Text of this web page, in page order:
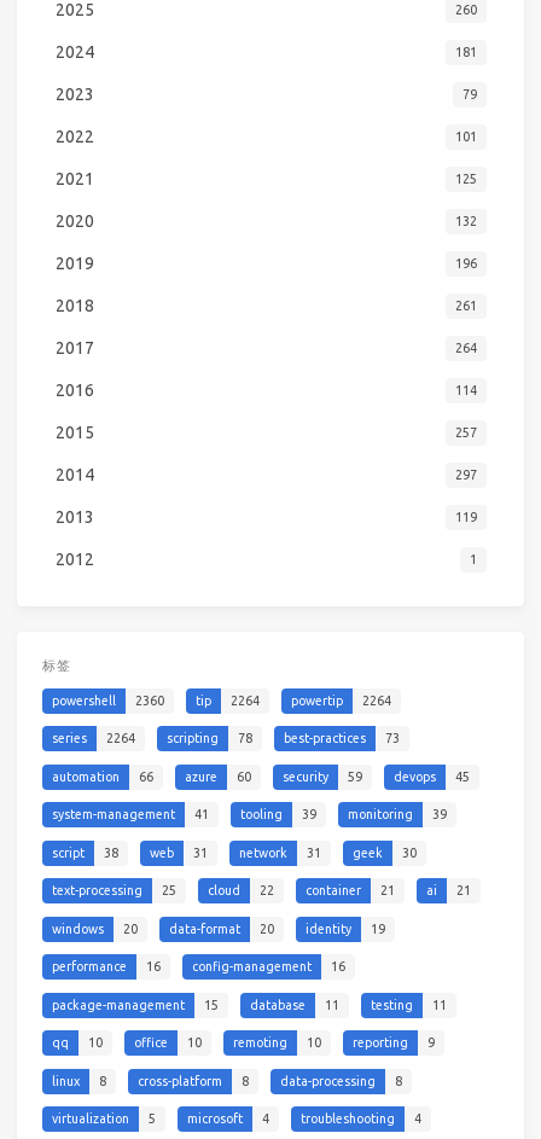
2025 260
2024 181
2023 79
2022 101
2021 125
2020 132
2019 196
2018 261
2017 264
2016 114
2015 257
2014 297
2013 119
2012 1
标签
powershell 2360 tip 2264 powertip 2264
series 2264 scripting 78 best-practices 73
automation 66 azure 60 security 59 devops 45
system-management 41 tooling 39 monitoring 39
script 38 web 31 network 31 geek 30
text-processing 25 cloud 22 container 21 ai 21
windows 20 data-format 20 identity 19
performance 16 config-management 16
package-management 15 database 11 testing 11
qq 10 office 10 remoting 10 reporting 9
linux 8 cross-platform 8 data-processing 8
virtualization 5 microsoft 4 troubleshooting 4